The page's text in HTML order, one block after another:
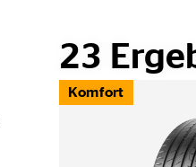
23
Komfort